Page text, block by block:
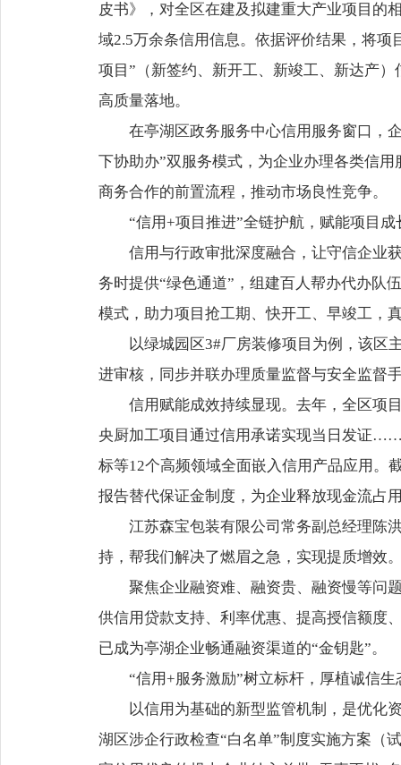
皮书》，对全区在建及拟建重大产业项目的
域2.5万余条信用信息。依据评价结果，将
项目”（新签约、新开工、新竣工、新达产
高质量落地。
在亭湖区政务服务中心信用服务窗口，
下协助办”双服务模式，为企业办理各类信
商务合作的前置流程，推动市场良性竞争。
“信用+项目推进”全链护航，赋能项目成
信用与行政审批深度融合，让守信企业
务时提供“绿色通道”，组建百人帮办代办队
模式，助力项目抢工期、快开工、早竣工，
以绿城园区3#厂房装修项目为例，该区
进审核，同步并联办理质量监督与安全监督
信用赋能成效持续显现。去年，全区项
央厨加工项目通过信用承诺实现当日发证
标等12个高频领域全面嵌入信用产品应用。
报告替代保证金制度，为企业释放现金流占
江苏森宝包装有限公司常务副总经理陈
持，帮我们解决了燃眉之急，实现提质增效
聚焦企业融资难、融资贵、融资慢等问
供信用贷款支持、利率优惠、提高授信额度
已成为亭湖企业畅通融资渠道的“金钥匙”。
“信用+服务激励”树立标杆，厚植诚信生
以信用为基础的新型监管机制，是优化
湖区涉企行政检查“白名单”制度实施方案（